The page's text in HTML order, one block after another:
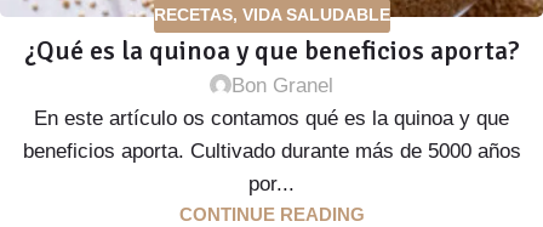
RECETAS, VIDA SALUDABLE
¿Qué es la quinoa y que beneficios aporta?
Bon Granel
En este artículo os contamos qué es la quinoa y que
beneficios aporta. Cultivado durante más de 5000 años
por...
CONTINUE READING